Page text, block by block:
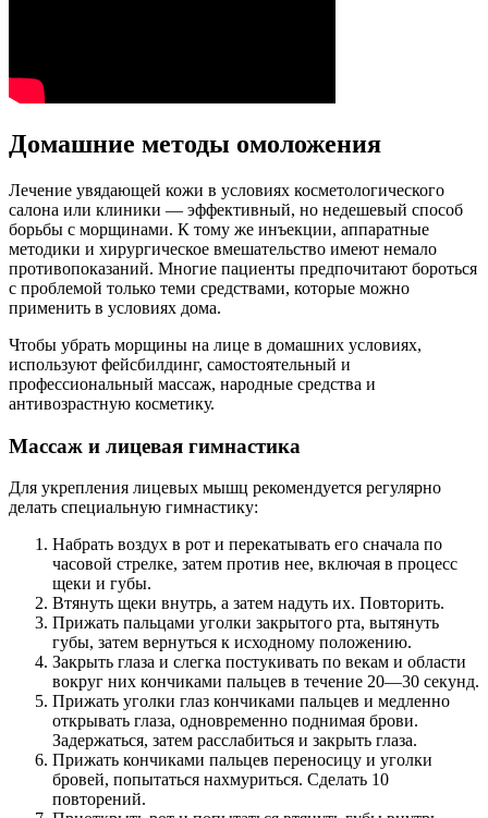
Домашние методы омоложения
Лечение увядающей кожи в условиях косметологического
салона или клиники — эффективный, но недешевый способ
борьбы с морщинами. К тому же инъекции, аппаратные
методики и хирургическое вмешательство имеют немало
противопоказаний. Многие пациенты предпочитают бороться
с проблемой только теми средствами, которые можно
применить в условиях дома.
Чтобы убрать морщины на лице в домашних условиях,
используют фейсбилдинг, самостоятельный и
профессиональный массаж, народные средства и
антивозрастную косметику.
Массаж и лицевая гимнастика
Для укрепления лицевых мышц рекомендуется регулярно
делать специальную гимнастику:
Набрать воздух в рот и перекатывать его сначала по
часовой стрелке, затем против нее, включая в процесс
щеки и губы.
Втянуть щеки внутрь, а затем надуть их. Повторить.
Прижать пальцами уголки закрытого рта, вытянуть
губы, затем вернуться к исходному положению.
Закрыть глаза и слегка постукивать по векам и области
вокруг них кончиками пальцев в течение 20—30 секунд.
Прижать уголки глаз кончиками пальцев и медленно
открывать глаза, одновременно поднимая брови.
Задержаться, затем расслабиться и закрыть глаза.
Прижать кончиками пальцев переносицу и уголки
бровей, попытаться нахмуриться. Сделать 10
повторений.